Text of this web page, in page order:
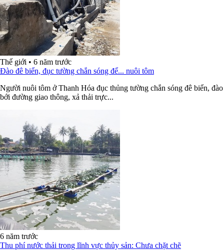
Thế giới • 6 năm trước
Đào đê biển, đục tường chắn sóng để... nuôi tôm
Người nuôi tôm ở Thanh Hóa đục thủng tường chắn sóng đê biển, đào
bới đường giao thông, xả thải trực...
6 năm trước
Thu phí nước thải trong lĩnh vực thủy sản: Chưa chặt chẽ